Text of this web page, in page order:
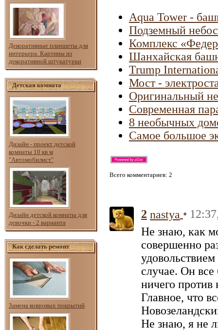
Декоративные планшеты для
интерьера. Картины из
декоративной штукатурки
Детская комната
Дизайн - проект детской
комнаты 10 кв м
"Автомобилист"
Дизайн детской комнаты для
девочки - 2 варианта
Как сделать ремонт
Замена ковровых покрытий
Aqua Tower -
Подземный
Комплекс
Шанхайская
Trump
Мост -
Оригинальный
Современная
8 необычных
Самое большое
Всего комментариев: 2
2 nastya •
Не знаю, как
совершенно
случае. Он
ничего
Главное, что
Не знаю, я не